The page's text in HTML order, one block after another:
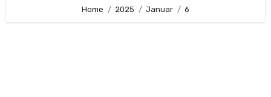
Home 2025 Januar 6